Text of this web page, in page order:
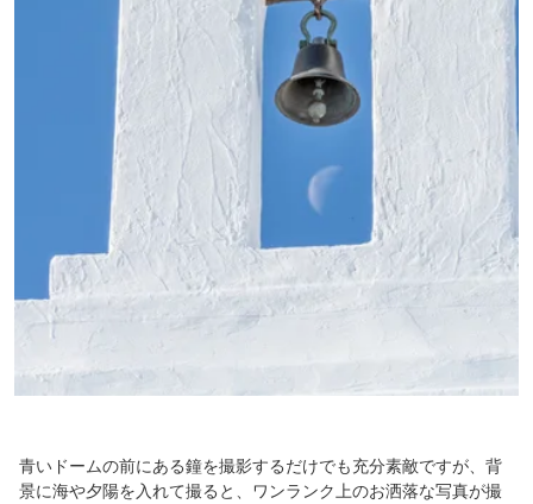
青いドームの前にある鐘を撮影するだけでも充分素敵ですが、背
景に海や夕陽を入れて撮ると、ワンランク上のお洒落な写真が撮